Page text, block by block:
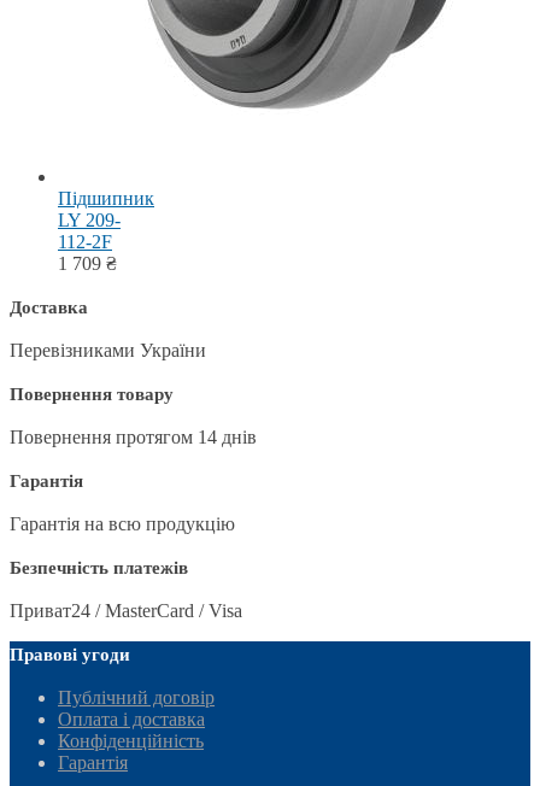
Підшипник
LY 209-
112-2F
1 709 ₴
Доставка
Перевізниками України
Повернення товару
Повернення протягом 14 днів
Гарантія
Гарантія на всю продукцію
Безпечність платежів
Приват24 / MasterCard / Visa
Правові угоди
Публічний договір
Оплата і доставка
Конфіденційність
Гарантія